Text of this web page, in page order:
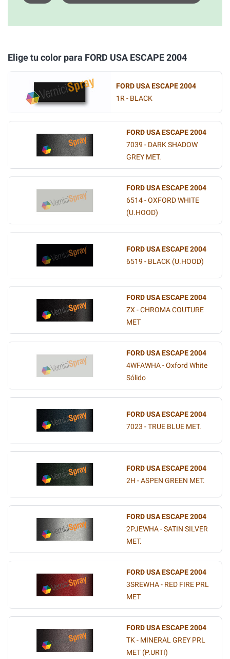
Elige tu color para FORD USA ESCAPE 2004
FORD USA ESCAPE 2004
1R - BLACK
FORD USA ESCAPE 2004
7039 - DARK SHADOW
GREY MET.
FORD USA ESCAPE 2004
6514 - OXFORD WHITE
(U.HOOD)
FORD USA ESCAPE 2004
6519 - BLACK (U.HOOD)
FORD USA ESCAPE 2004
ZX - CHROMA COUTURE
MET
FORD USA ESCAPE 2004
4WFAWHA - Oxford White
Sólido
FORD USA ESCAPE 2004
7023 - TRUE BLUE MET.
FORD USA ESCAPE 2004
2H - ASPEN GREEN MET.
FORD USA ESCAPE 2004
2PJEWHA - SATIN SILVER
MET.
FORD USA ESCAPE 2004
3SREWHA - RED FIRE PRL
MET
FORD USA ESCAPE 2004
TK - MINERAL GREY PRL
MET (P.URTI)